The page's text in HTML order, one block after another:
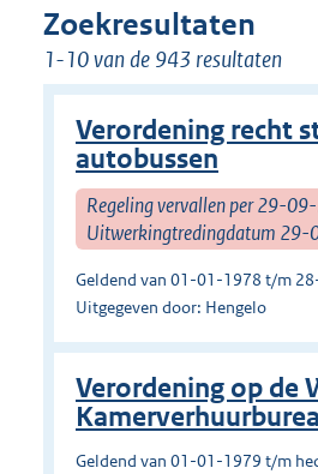
Zoekresultaten
1-10 van de 943 resultaten
Verordening recht
autobussen
Regeling vervallen per 29-
Uitwerkingtredingdatum
Geldend van 01-01-1978 t/m
Uitgegeven door: Hengelo
Verordening op de
Geldend van 01-01-1979 t/m